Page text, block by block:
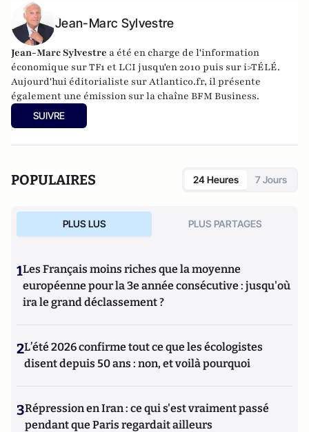
Jean-Marc Sylvestre
Jean-Marc Sylvestre a été en charge de l'information
économique sur TF1 et LCI jusqu'en 2010 puis sur i>TÉLÉ.
Aujourd'hui éditorialiste sur Atlantico.fr, il présente
également une émission sur la chaîne BFM Business.
SUIVRE
POPULAIRES 24 Heures 7 Jours
PLUS LUS PLUS PARTAGES
1Les Français moins riches que la moyenne
européenne pour la 3e année consécutive : jusqu'où
ira le grand déclassement ?
2L’été 2026 confirme tout ce que les écologistes
disent depuis 50 ans : non, et voilà pourquoi
3Répression en Iran : ce qui s'est vraiment passé
pendant que Paris regardait ailleurs